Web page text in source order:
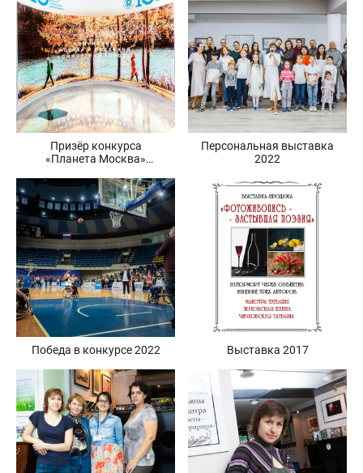
Призёр конкурса
«Планета Москва»
Персональная выставка
2022
Победа в конкурсе 2022 Выставка 2017